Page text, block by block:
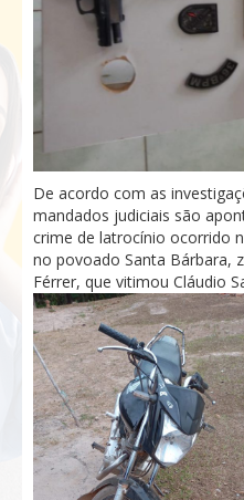
De acordo com as
mandados judiciais são
crime de latrocínio ocorrido
no povoado Santa Bárbara,
Férrer, que vitimou Cláudio